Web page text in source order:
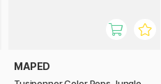
MAPED